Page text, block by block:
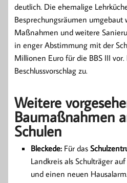
deutlich. Die ehemalige
Besprechungsräumen umgebaut
Maßnahmen und weitere
in enger Abstimmung mit der
Millionen Euro für die BBS III
Beschlussvorschlag zu.
Weitere
Baumaßnahmen
Schulen
Bleckede: Für das
Landkreis als Schulträger
und einen neuen